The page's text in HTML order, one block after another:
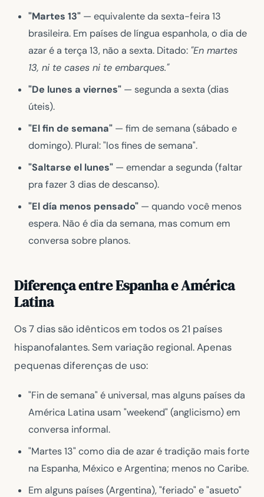
"Martes 13" — equivalente da sexta-feira 13
brasileira. Em países de língua espanhola, o dia de
azar é a terça 13, não a sexta. Ditado: "En martes
13, ni te cases ni te embarques."
"De lunes a viernes" — segunda a sexta (dias
úteis).
"El fin de semana" — fim de semana (sábado e
domingo). Plural: "los fines de semana".
"Saltarse el lunes" — emendar a segunda (faltar
pra fazer 3 dias de descanso).
"El día menos pensado" — quando você menos
espera. Não é dia da semana, mas comum em
conversa sobre planos.
Diferença entre Espanha e América
Latina
Os 7 dias são idênticos em todos os 21 países
hispanofalantes. Sem variação regional. Apenas
pequenas diferenças de uso:
"Fin de semana" é universal, mas alguns países da
América Latina usam "weekend" (anglicismo) em
conversa informal.
"Martes 13" como dia de azar é tradição mais forte
na Espanha, México e Argentina; menos no Caribe.
Em alguns países (Argentina), "feriado" e "asueto"